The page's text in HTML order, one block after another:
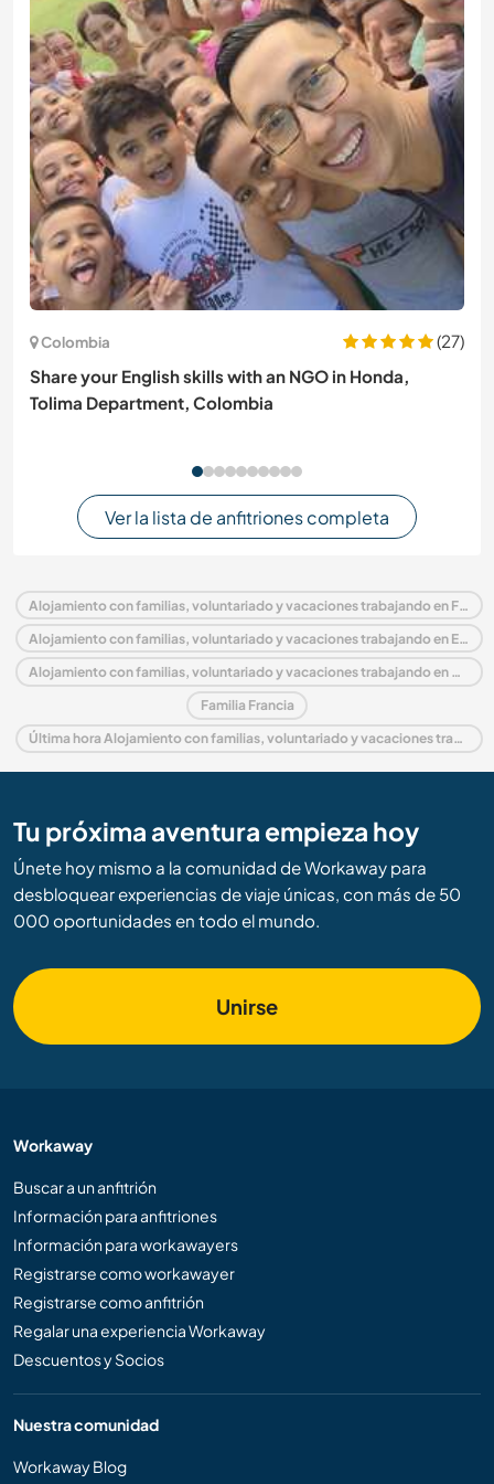
Colombia
(27)
Share your English skills with an NGO in Honda,
Tolima Department, Colombia
Ver la lista de anfitriones completa
Alojamiento con familias, voluntariado y vacaciones trabajando en Francia
Alojamiento con familias, voluntariado y vacaciones trabajando en Europa
Alojamiento con familias, voluntariado y vacaciones trabajando en Ródano-Alpes
Familia Francia
Última hora Alojamiento con familias, voluntariado y vacaciones trabajando en Francia
Tu próxima aventura empieza hoy
Únete hoy mismo a la comunidad de Workaway para
desbloquear experiencias de viaje únicas, con más de 50
000 oportunidades en todo el mundo.
Unirse
Workaway
Buscar a un anfitrión
Información para anfitriones
Información para workawayers
Registrarse como workawayer
Registrarse como anfitrión
Regalar una experiencia Workaway
Descuentos y Socios
Nuestra comunidad
Workaway Blog